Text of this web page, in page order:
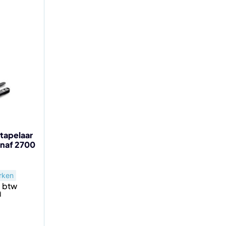
2700